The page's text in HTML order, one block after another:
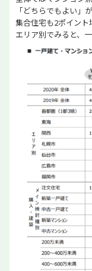
「どちらでもよい」
集合住宅も2ポイント
エリア別でみると、